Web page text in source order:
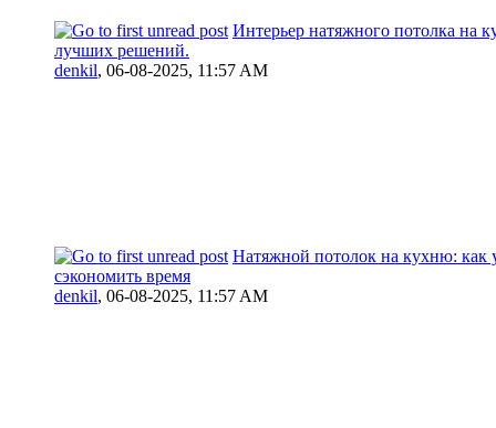
Интерьер натяжного потолка на
лучших решений.
denkil, 06-08-2025, 11:57 AM
Натяжной потолок на кухню: как
сэкономить время
denkil, 06-08-2025, 11:57 AM